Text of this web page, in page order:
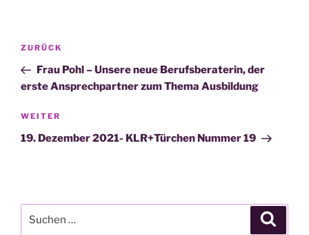
Beitragsnavigation
Vorheriger
Beitrag
ZURÜCK
Frau Pohl – Unsere neue Berufsberaterin, der
erste Ansprechpartner zum Thema Ausbildung
Nächster
Beitrag
WEITER
19. Dezember 2021- KLR+Türchen Nummer 19
nach: